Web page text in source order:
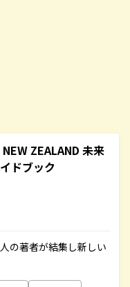
NEW ZEALAND 未来
ドブック
の著者が結集し新しい